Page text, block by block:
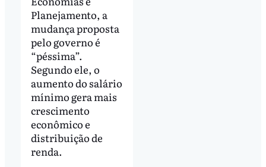
Planejamento, a
mudança proposta
pelo governo é
“péssima”.
Segundo ele, o
aumento do salário
mínimo gera mais
crescimento
econômico e
distribuição de
renda.